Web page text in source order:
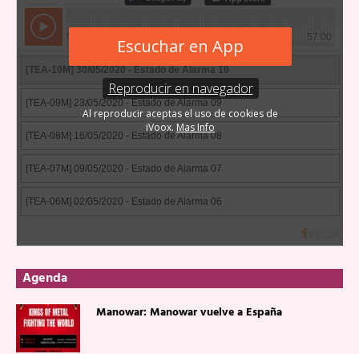
Agenda
Manowar: Manowar vuelve a España